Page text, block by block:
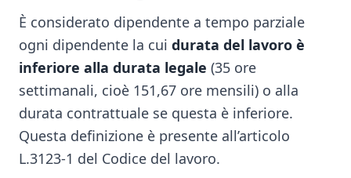
È considerato dipendente a tempo parziale
ogni dipendente la cui durata del lavoro è
inferiore alla durata legale (35 ore
settimanali, cioè 151,67 ore mensili) o alla
durata contrattuale se questa è inferiore.
Questa definizione è presente all’articolo
L.3123-1 del Codice del lavoro.